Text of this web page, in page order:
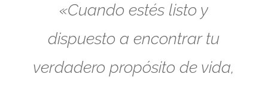
«Cuando estés listo y
dispuesto a encontrar tu
verdadero propósito de vida,